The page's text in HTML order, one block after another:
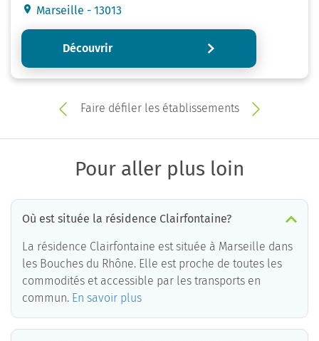
Marseille - 13013
Découvrir
Faire défiler les établissements
Pour aller plus loin
Où est située la résidence Clairfontaine?
La résidence Clairfontaine est située à Marseille dans
les Bouches du Rhône. Elle est proche de toutes les
commodités et accessible par les transports en
commun. En savoir plus